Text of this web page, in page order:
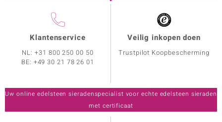
Klantenservice
NL:+31 800 250 00 50
BE: +49 30 21 78 26 01
Veilig inkopen doen
Trustpilot Koopbescherming
Uw online edelsteen sieradenspecialist voor echte edelsteen sieraden
met certificaat